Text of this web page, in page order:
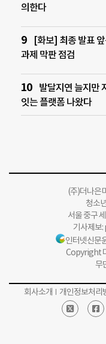
의한다
[화보] 최종 발표
과제 막판 점검
발달지연 늘지만
잇는 플랫폼 나왔다
(주)더나
청소
서울 중구
기사제보:
인터넷신문
Copyright
무
회사소개 개인정보처리